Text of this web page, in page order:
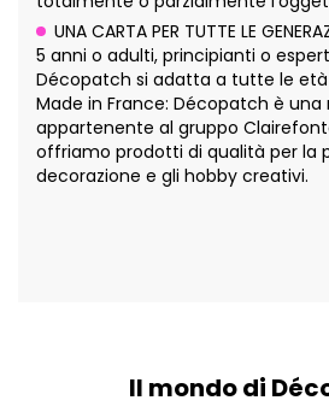
UNA CARTA PER TUTTE LE
5 anni o adulti, principianti o
Décopatch si adatta a tutte le
Made in France: Décopatch è
appartenente al gruppo
offriamo prodotti di qualità per la
decorazione e gli hobby creativi.
Il mondo di